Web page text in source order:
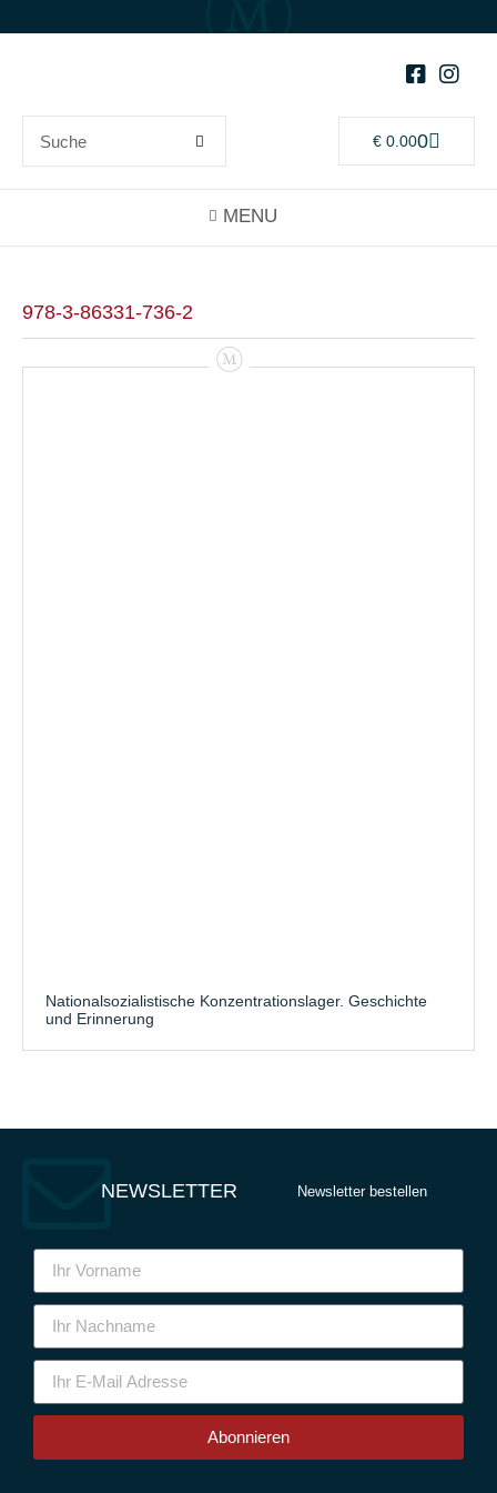
€0.000
978-3-86331-736-2
Nationalsozialistische Konzentrationslager. Geschichte
und Erinnerung
NEWSLETTER Newsletter bestellen
Abonnieren